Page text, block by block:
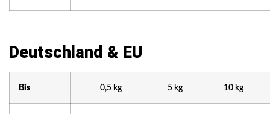
Deutschland & EU
Bis 0,5 kg 5 kg 10 kg